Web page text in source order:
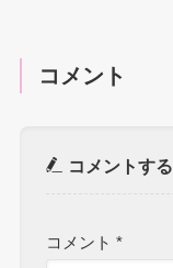
コメント
コメントする
コメント*